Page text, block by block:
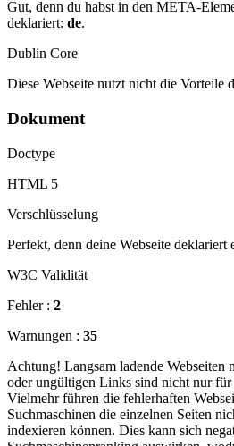
Gut, denn du habst in den META-
deklariert: de.
Dublin Core
Diese Webseite nutzt nicht die Vorteile
Dokument
Doctype
HTML 5
Verschlüsselung
Perfekt, denn deine Webseite
W3C Validität
Fehler : 2
Warnungen : 35
Achtung! Langsam ladende Webseiten
oder ungültigen Links sind nicht nur für
Vielmehr führen die fehlerhaften
Suchmaschinen die einzelnen Seiten
indexieren können. Dies kann sich